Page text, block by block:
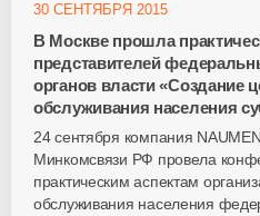
30 СЕНТЯБРЯ 2015
В Москве прошла
представителей
органов власти «Создание
обслуживания населения
24 сентября компания
Минкомсвязи РФ провела
практическим аспектам
обслуживания населения